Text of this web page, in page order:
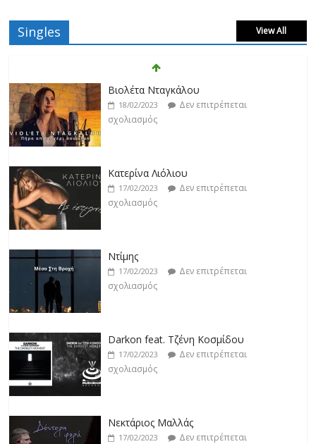
Singles View All
Βιολέτα Νταγκάλου
18/02/2023
Δεν επιτρέπεται
σχολιασμός
Κατερίνα Λιόλιου
17/02/2023
Δεν επιτρέπεται
σχολιασμός
Ντίμης
17/02/2023
Δεν επιτρέπεται
σχολιασμός
Darkon feat. Τζένη Κοσμίδου
17/02/2023
Δεν επιτρέπεται
σχολιασμός
Νεκτάριος Μαλλάς
17/02/2023
Δεν επιτρέπεται